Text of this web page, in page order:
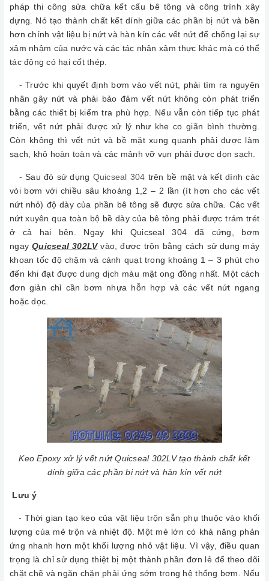
pháp thi công sửa chữa kết cấu bê tông và công trình xây
dựng. Nó tạo thành chất kết dính giữa các phần bị nứt và bền
hơn chính vật liệu bị nứt và hàn kín các vết nứt để chống lại sự
xâm nhậm của nước và các tác nhân xâm thực khác mà có thể
tác động có hại cốt thép.
- Trước khi quyết định bơm vào vết nứt, phải tìm ra nguyên
nhân gây nứt và phải bảo đảm vết nứt không còn phát triển
bằng các thiết bị kiểm tra phù hợp. Nếu vẫn còn tiếp tục phát
triển, vết nứt phải được xử lý như khe co giãn bình thường.
Còn không thì vết nứt và bề mặt xung quanh phải được làm
sạch, khô hoàn toàn và các mảnh vỡ vụn phải được dọn sạch.
- Sau đó sử dụng Quicseal 304 trên bề mặt và kết dính các
vòi bơm với chiều sâu khoảng 1,2 – 2 lần (ít hơn cho các vết
nứt nhỏ) độ dày của phần bê tông sẽ được sửa chữa. Các vết
nứt xuyên qua toàn bộ bề dày của bê tông phải được trám trét
ở cả hai bên. Ngay khi Quicseal 304 đã cứng, bơm
ngayQuicseal 302LVvào, được trộn bằng cách sử dụng máy
khoan tốc độ chậm và cánh quạt trong khoảng 1 – 3 phút cho
đến khi đạt được dung dịch màu mật ong đồng nhất. Một cách
đơn giản chỉ cần bơm nhựa hỗn hợp và các vết nứt ngang
hoặc dọc.
Keo Epoxy xử lý vết nứt Quicseal 302LV tạo thành chất kết
dính giữa các phần bị nứt và hàn kín vết nứt
Lưu ý
- Thời gian tạo keo của vật liệu trộn sẵn phụ thuộc vào khối
lượng của mẻ trộn và nhiệt độ. Một mẻ lớn có khả năng phản
ứng nhanh hơn một khối lượng nhỏ vật liệu. Vì vậy, điều quan
trọng là chỉ sử dụng thiệt bị một thành phần đơn lẻ để theo dõi
chặt chẽ và ngăn chặn phải ứng sớm trong hệ thống bơm. Nếu